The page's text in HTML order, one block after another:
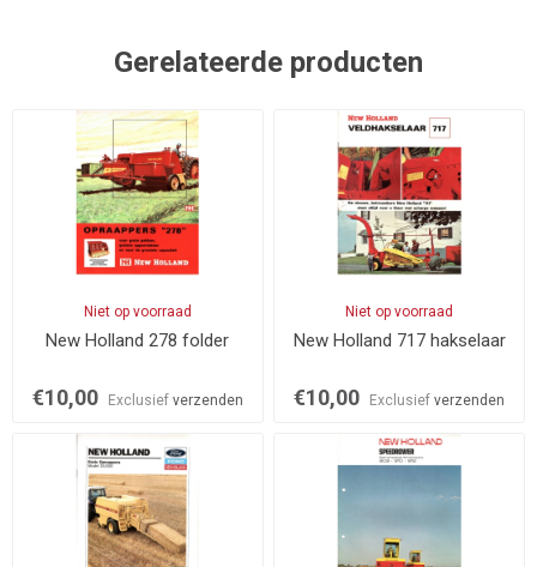
Gerelateerde producten
Niet op voorraad
New Holland 278 folder
€10,00 Exclusief verzenden
Niet op voorraad
New Holland 717 hakselaar
€10,00 Exclusiefverzenden